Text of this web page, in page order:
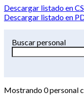
Descargar listado en
Descargar listado en
Buscar personal
Mostrando0personal